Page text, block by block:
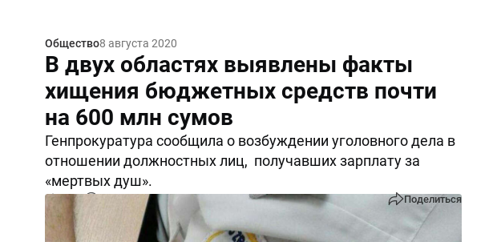
Общество8 августа 2020
В двух областях выявлены факты
хищения бюджетных средств почти
на 600 млн сумов
Генпрокуратура сообщила о возбуждении уголовного дела в
отношении должностных лиц, получавших зарплату за
«мертвых душ».
9496 Поделиться